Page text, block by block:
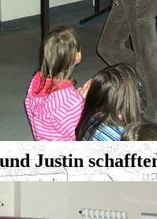
Justin